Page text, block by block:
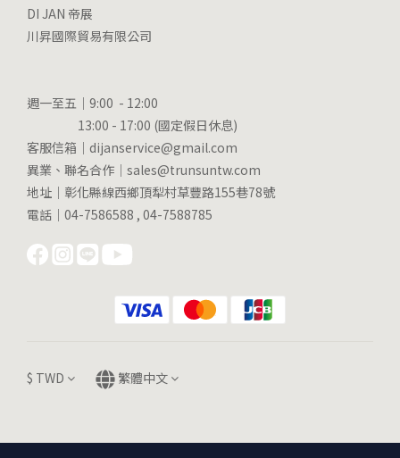
DI JAN 帝展
川昇國際貿易有限公司
週一至五｜9:00 - 12:00
13:00 - 17:00 (國定假日休息)
客服信箱｜dijanservice@gmail.com
異業、聯名合作｜sales@trunsuntw.com
地址｜彰化縣線西鄉頂犁村草豐路155巷78號
電話｜04-7586588 , 04-7588785
$ TWD 繁體中文